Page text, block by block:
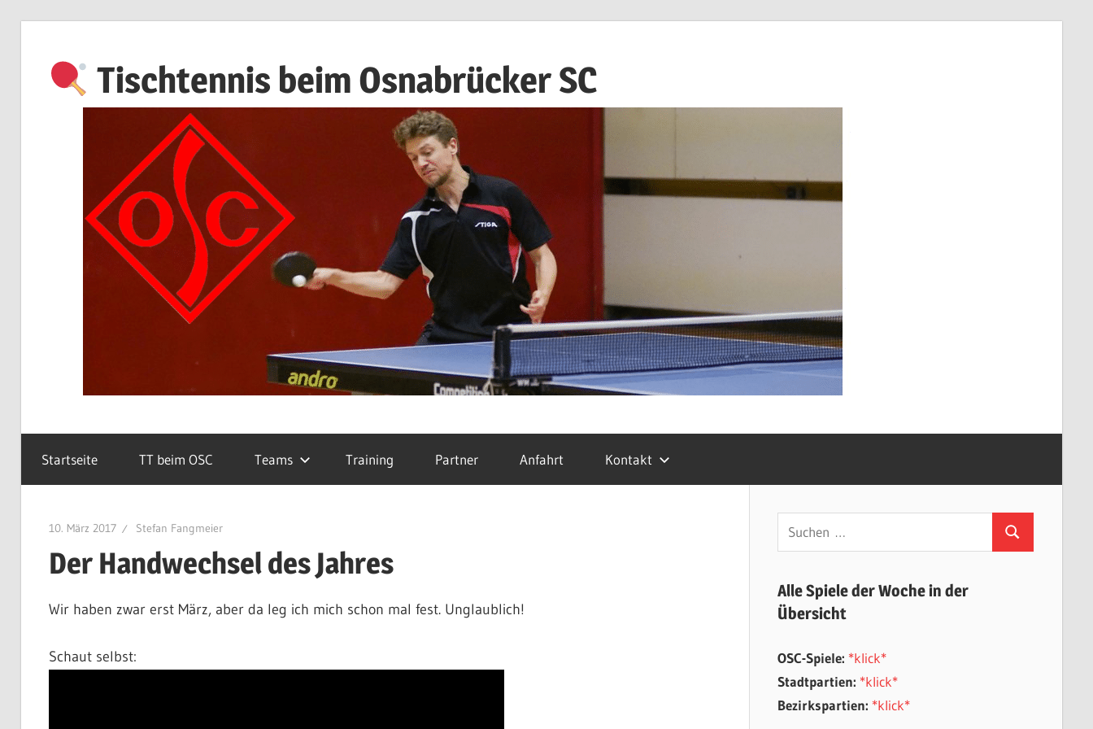
springen
Tischtennis beim Osnabrücker SC
Startseite TT beim OSC Teams Training Partner Anfahrt Kontakt
10. März 2017 Stefan Fangmeier
Der Handwechsel des Jahres
Wir haben zwar erst März, aber da leg ich mich schon mal fest. Unglaublich!
Schaut selbst:
Suchen
nach:
Suchen
Alle Spiele der Woche in der
Übersicht
OSC-Spiele: *klick*
Stadtpartien: *klick*
Bezirkspartien: *klick*